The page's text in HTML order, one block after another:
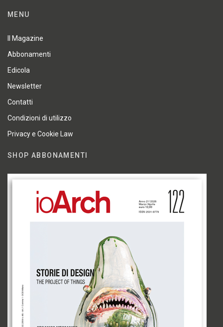
MENU
Il Magazine
Abbonamenti
Edicola
Newsletter
Contatti
Condizioni di utilizzo
Privacy e Cookie Law
SHOP ABBONAMENTI